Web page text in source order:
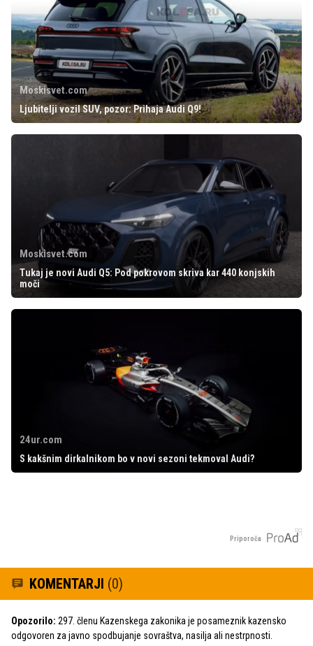
Moskisvet.com
Ljubitelji vozil SUV, pozor: Prihaja Audi Q9!
Moskisvet.com
Tukaj je novi Audi Q5: Pod pokrovom skriva kar 440 konjskih
moči
24ur.com
S kakšnim dirkalnikom bo v novi sezoni tekmoval Audi?
Priporoča
KOMENTARJI (0)
Opozorilo: 297. členu Kazenskega zakonika je posameznik kazensko
odgovoren za javno spodbujanje sovraštva, nasilja ali nestrpnosti.